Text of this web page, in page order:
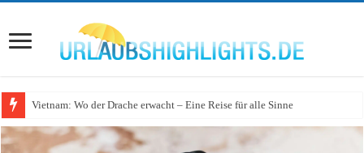
Vietnam: Wo der Drache erwacht – Eine Reise für alle Sinne
Wo lohnt sich Urlaub auf dem Wasser in Deutschland?